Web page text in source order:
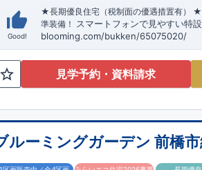
Good!
★長期優良住宅（税制面の優遇措置有）
準装備！
スマートフォンで見やすい特
blooming.com/bukken/65075020/
見学予約・資料請求
ルーミングガーデン 前橋